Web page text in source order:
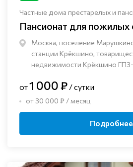
Частные дома престарелых и
Пансионат для пожилых
Москва, поселение
станции Крёкшино,
недвижимости Крёкшино ГПЗ-
от1 000 ₽ / сутки
от 30 000 ₽ / месяц
Подробнее